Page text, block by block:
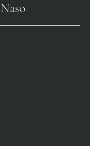
Naso